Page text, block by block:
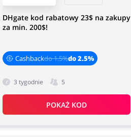
DHgate kod rabatowy 23$ na zakupy
za min. 200$!
Cashbackdo 1.5%do 2.5%
3 tygodnie 5
POKAŻ KOD